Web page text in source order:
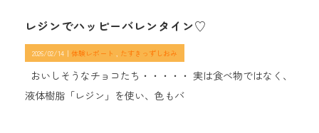
レジンでハッピーバレンタイン♡
2026/02/14｜ 体験レポート たすきっずしおみ
おいしそうなチョコたち・・・・・ 実は食べ物ではなく、
液体樹脂「レジン」を使い、色もバ